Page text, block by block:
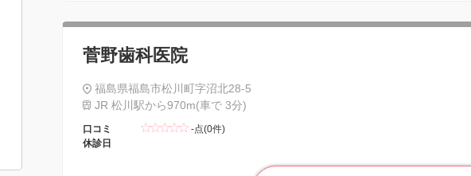
菅野歯科医院
福島県福島市松川町字沼北28-5
JR 松川駅から970m(車で 3分)
口コミ
-点(0件)
休診日